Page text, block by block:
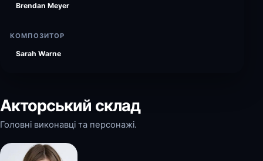
Brendan Meyer
КОМПОЗИТОР
Sarah Warne
Акторський склад
Головні виконавці та персонажі.